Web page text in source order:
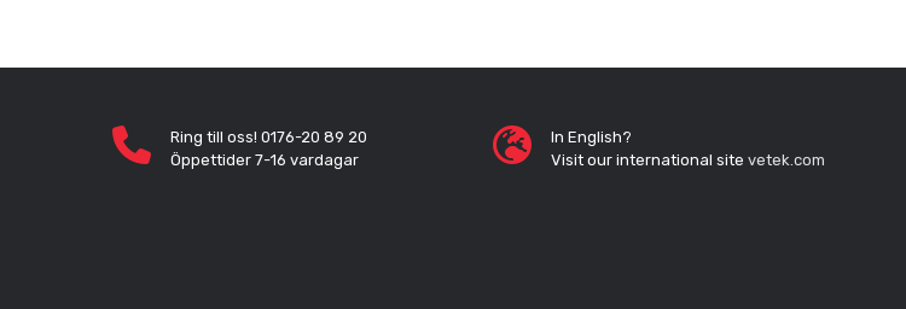
Ring till oss! 0176-20 89 20
Öppettider 7-16 vardagar
In English?
Visit our international site vetek.com